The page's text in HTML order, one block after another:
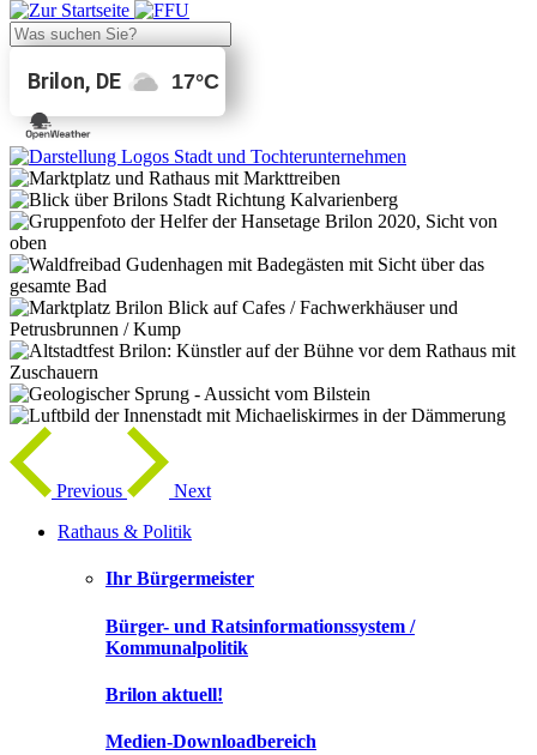
Brilon, DE 17°C
Previous
Next
Rathaus & Politik
Ihr Bürgermeister
Bürger- und Ratsinformationssystem /
Kommunalpolitik
Brilon aktuell!
Medien-Downloadbereich